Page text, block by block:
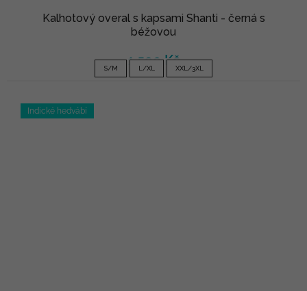
Kalhotový overal s kapsami Shanti - černá s
béžovou
1 590 Kč
S/M L/XL XXL/3XL
Indické hedvábí